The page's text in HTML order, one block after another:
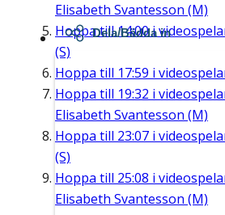
Elisabeth Svantesson (M)
Hoppa till14:00i
(S)
Hoppa till 17:59 i
Hoppa till 19:32 i
Elisabeth Svantesson (M)
Hoppa till 23:07 i
(S)
Hoppa till 25:08 i
Elisabeth Svantesson (M)
Dela/Bädda in